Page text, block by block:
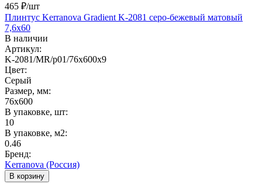
465 ₽/шт
Плинтус Kerranova Gradient K-2081 серо-бежевый матовый
7,6x60
В наличии
Артикул:
K-2081/MR/p01/76x600x9
Цвет:
Серый
Размер, мм:
76x600
В упаковке, шт:
10
В упаковке, м2:
0.46
Бренд:
Kerranova (Россия)
В корзину